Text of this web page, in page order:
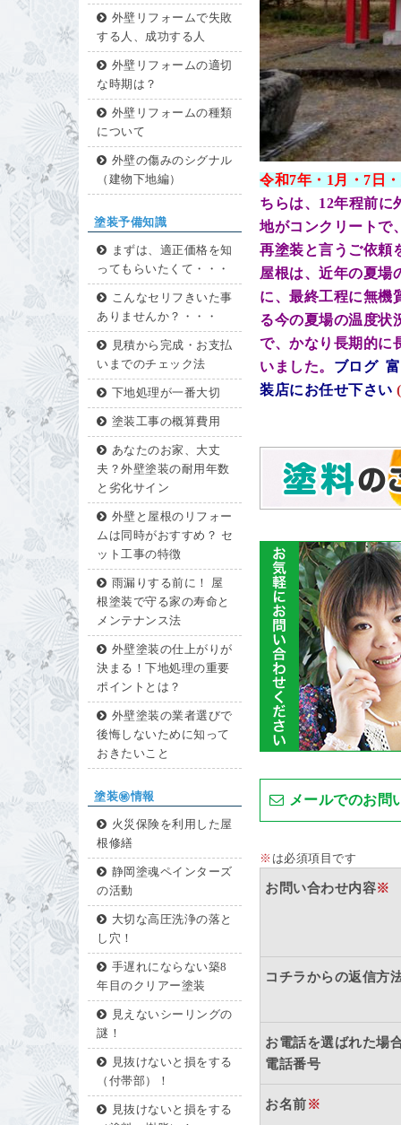
外壁リフォームで失敗
する人、成功する人
外壁リフォームの適切
な時期は？
外壁リフォームの種類
について
外壁の傷みのシグナル
（建物下地編）
塗装予備知識
まずは、適正価格を知
ってもらいたくて・・・
こんなセリフきいた事
ありませんか？・・・
見積から完成・お支払
いまでのチェック法
下地処理が一番大切
塗装工事の概算費用
あなたのお家、大丈
夫？外壁塗装の耐用年数
と劣化サイン
外壁と屋根のリフォー
ムは同時がおすすめ？ セ
ット工事の特徴
雨漏りする前に！ 屋
根塗装で守る家の寿命と
メンテナンス法
外壁塗装の仕上がりが
決まる！下地処理の重要
ポイントとは？
外壁塗装の業者選びで
後悔しないために知って
おきたいこと
塗装㊙情報
火災保険を利用した屋
根修繕
静岡塗魂ペインターズ
の活動
大切な高圧洗浄の落と
し穴！
手遅れにならない築8
年目のクリアー塗装
見えないシーリングの
謎！
見抜けないと損をする
（付帯部）！
見抜けないと損をする
令和7年・1 月・7 日
ちらは、12年程前に
地がコンクリートで
再塗装と言うご依頼
屋根は、近年の夏場
に、最終工程に無機
る今の夏場の温度状
で、かなり長期的に
いました。 ブログ
装店にお任せ下さい
メールでのお問
※ は必須項目です
お問い合わせ内容※
コチラからの返信方
お電話を選ばれた場
電話番号
お名前※